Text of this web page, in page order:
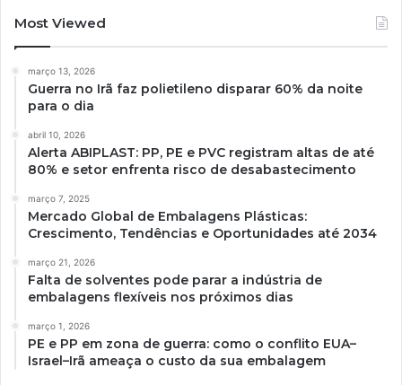
Most Viewed
março 13, 2026
Guerra no Irã faz polietileno disparar 60% da noite
para o dia
abril 10, 2026
Alerta ABIPLAST: PP, PE e PVC registram altas de até
80% e setor enfrenta risco de desabastecimento
março 7, 2025
Mercado Global de Embalagens Plásticas:
Crescimento, Tendências e Oportunidades até 2034
março 21, 2026
Falta de solventes pode parar a indústria de
embalagens flexíveis nos próximos dias
março 1, 2026
PE e PP em zona de guerra: como o conflito EUA–
Israel–Irã ameaça o custo da sua embalagem